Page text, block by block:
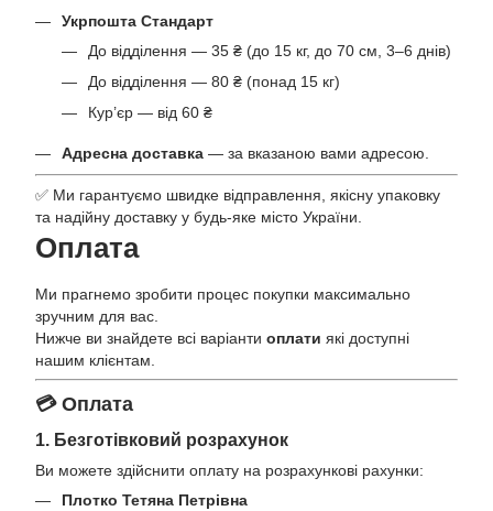
Укрпошта Стандарт
До відділення — 35 ₴ (до 15 кг, до 70 см, 3–6 днів)
До відділення — 80 ₴ (понад 15 кг)
Кур’єр — від 60 ₴
Адресна доставка — за вказаною вами адресою.
✅ Ми гарантуємо швидке відправлення, якісну упаковку
та надійну доставку у будь-яке місто України.
Оплата
Ми прагнемо зробити процес покупки максимально
зручним для вас.
Нижче ви знайдете всі варіанти оплати які доступні
нашим клієнтам.
💳 Оплата
1. Безготівковий розрахунок
Ви можете здійснити оплату на розрахункові рахунки:
Плотко Тетяна Петрівна